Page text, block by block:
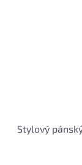
Stylový